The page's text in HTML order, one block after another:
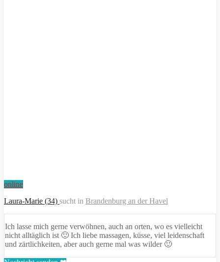
online
Laura-Marie (34) sucht in Brandenburg an der Havel
Ich lasse mich gerne verwöhnen, auch an orten, wo es vielleicht
nicht alltäglich ist 🙂 Ich liebe massagen, küsse, viel leidenschaft
und zärtlichkeiten, aber auch gerne mal was wilder 🙂